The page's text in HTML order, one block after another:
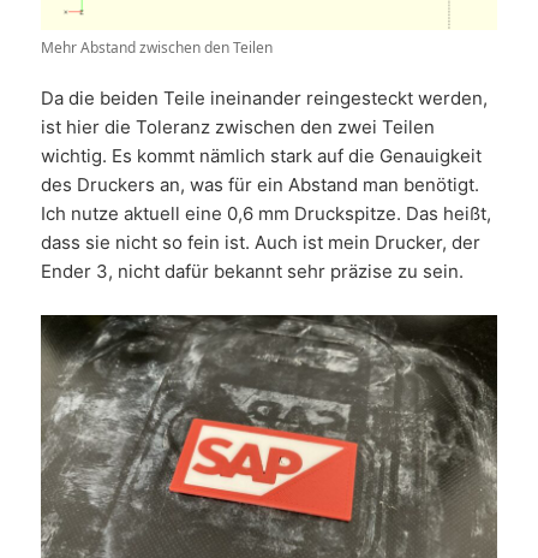
Mehr Abstand zwischen den Teilen
Da die beiden Teile ineinander reingesteckt werden,
ist hier die Toleranz zwischen den zwei Teilen
wichtig. Es kommt nämlich stark auf die Genauigkeit
des Druckers an, was für ein Abstand man benötigt.
Ich nutze aktuell eine 0,6 mm Druckspitze. Das heißt,
dass sie nicht so fein ist. Auch ist mein Drucker, der
Ender 3, nicht dafür bekannt sehr präzise zu sein.